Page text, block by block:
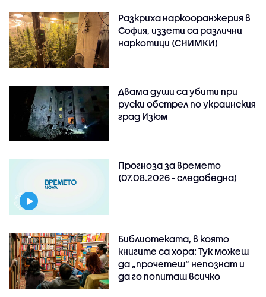
Разкриха наркооранжерия в
София, иззети са различни
наркотици (СНИМКИ)
Двама души са убити при
руски обстрeл по украинския
град Изюм
Прогноза за времето
(07.08.2026 - следобедна)
Библиотеката, в която
книгите са хора: Тук можеш
да „прочетеш“ непознат и
да го попиташ всичко